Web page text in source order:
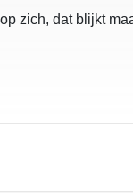
zich, dat blijkt